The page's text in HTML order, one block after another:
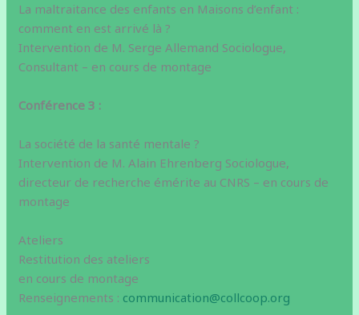
La maltraitance des enfants en Maisons d’enfant :
comment en est arrivé là ?
Intervention de M. Serge Allemand Sociologue,
Consultant – en cours de montage
Conférence 3 :
La société de la santé mentale ?
Intervention de M. Alain Ehrenberg Sociologue,
directeur de recherche émérite au CNRS – en cours de
montage
Ateliers
Restitution des ateliers
en cours de montage
Renseignements : communication@collcoop.org